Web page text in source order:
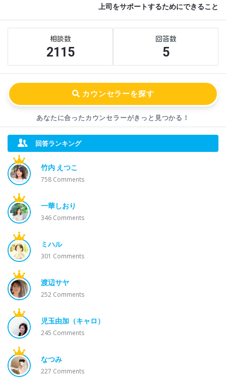
上司をサポートするためにできること
Sidebar
2115 5
あなたに合ったカウンセラーがきっと見つかる！
回答ランキング
竹内 えつこ
758 Comments
一華しおり
346 Comments
ミハル
301 Comments
渡辺サヤ
252 Comments
児玉由加（キャロ）
245 Comments
なつみ
227 Comments